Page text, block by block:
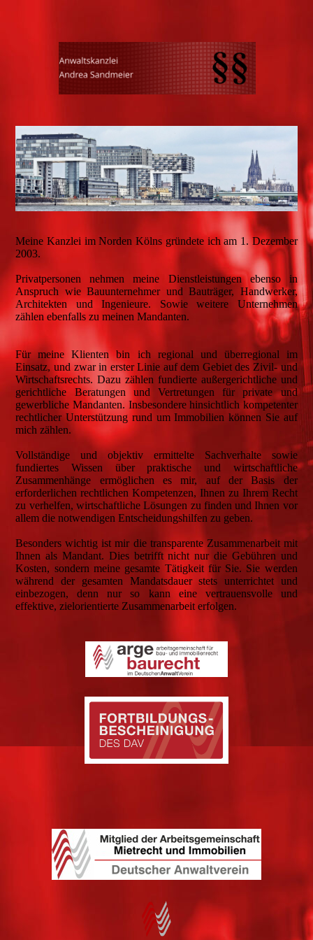
Meine Kanzlei im Norden Kölns gründete ich am 1. Dezember
2003.
Privatpersonen nehmen meine Dienstleistungen ebenso in
Anspruch wie Bauunternehmer und Bauträger, Handwerker,
Architekten und Ingenieure. Sowie weitere Unternehmen
zählen ebenfalls zu meinen Mandanten.
Für meine Klienten bin ich regional und überregional im
Einsatz, und zwar in erster Linie auf dem Gebiet des Zivil- und
Wirtschaftsrechts. Dazu zählen fundierte außergerichtliche und
gerichtliche Beratungen und Vertretungen für private und
gewerbliche Mandanten. Insbesondere hinsichtlich kompetenter
rechtlicher Unterstützung rund um Immobilien können Sie auf
mich zählen.
Vollständige und objektiv ermittelte Sachverhalte sowie
fundiertes Wissen über praktische und wirtschaftliche
Zusammenhänge ermöglichen es mir, auf der Basis der
erforderlichen rechtlichen Kompetenzen, Ihnen zu Ihrem Recht
zu verhelfen, wirtschaftliche Lösungen zu finden und Ihnen vor
allem die notwendigen Entscheidungshilfen zu geben.
Besonders wichtig ist mir die transparente Zusammenarbeit mit
Ihnen als Mandant. Dies betrifft nicht nur die Gebühren und
Kosten, sondern meine gesamte Tätigkeit für Sie. Sie werden
während der gesamten Mandatsdauer stets unterrichtet und
einbezogen, denn nur so kann eine vertrauensvolle und
effektive, zielorientierte Zusammenarbeit erfolgen.